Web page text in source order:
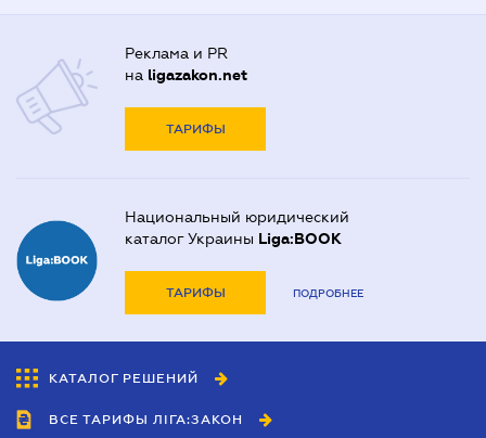
Реклама и PR
на ligazakon.net
ТАРИФЫ
Национальный юридический
каталог Украины Liga:BOOK
ТАРИФЫ ПОДРОБНЕЕ
КАТАЛОГ РЕШЕНИЙ
ВСЕ ТАРИФЫ ЛІГА:ЗАКОН